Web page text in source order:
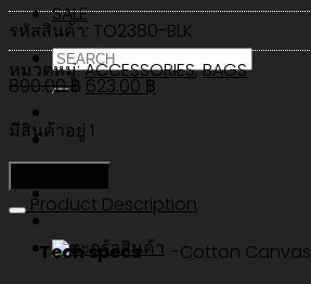
SALE
ค้นหา:
รหัสสินค้า: TO2380-BLK
หมวดหมู่:ACCESSORIES,BAGS
890.00฿Original
was:
890.00 ฿.
623.00฿Current
มีสินค้าอยู่ 1
Product Description
Tech specs
-Cotton Canvas